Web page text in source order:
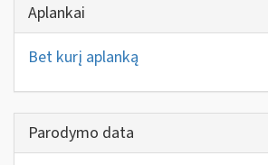
Aplankai
Bet kurį aplanką
Parodymo data